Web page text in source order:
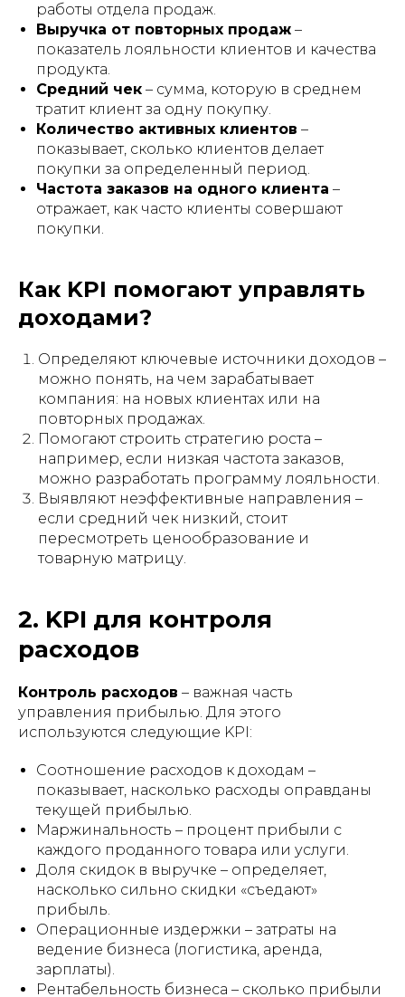
работы отдела продаж.
Выручка от повторных продаж –
показатель лояльности клиентов и качества
продукта.
Средний чек – сумма, которую в среднем
тратит клиент за одну покупку.
Количество активных клиентов –
показывает, сколько клиентов делает
покупки за определенный период.
Частота заказов на одного клиента –
отражает, как часто клиенты совершают
покупки.
Как KPI помогают управлять
доходами?
Определяют ключевые источники доходов –
можно понять, на чем зарабатывает
компания: на новых клиентах или на
повторных продажах.
Помогают строить стратегию роста –
например, если низкая частота заказов,
можно разработать программу лояльности.
Выявляют неэффективные направления –
если средний чек низкий, стоит
пересмотреть ценообразование и
товарную матрицу.
2. KPI для контроля
расходов
Контроль расходов – важная часть
управления прибылью. Для этого
используются следующие KPI:
Соотношение расходов к доходам –
показывает, насколько расходы оправданы
текущей прибылью.
Маржинальность – процент прибыли с
каждого проданного товара или услуги.
Доля скидок в выручке – определяет,
насколько сильно скидки «съедают»
прибыль.
Операционные издержки – затраты на
ведение бизнеса (логистика, аренда,
зарплаты).
Рентабельность бизнеса – сколько прибыли